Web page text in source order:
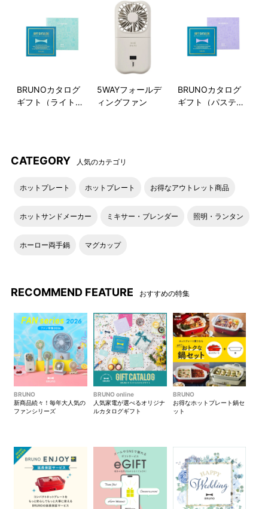
BRUNOカタログ
ギフト（ライトブ
5WAYフォールデ
ィングファン
BRUNOカタログ
ギフト（パステル
CATEGORY 人気のカテゴリ
ホットプレート ホットプレート お得なアウトレット商品
ホットサンドメーカー ミキサー・ブレンダー 照明・ランタン
ホーロー両手鍋 マグカップ
RECOMMEND FEATURE おすすめの特集
BRUNO
新商品続々！毎年大人気の
ファンシリーズ
BRUNO online
人気家電が選べるオリジナ
ルカタログギフト
BRUNO
お得なホットプレート鍋セ
ット